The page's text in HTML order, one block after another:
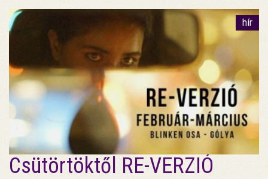
hír
Csütörtöktől RE-VERZIÓ